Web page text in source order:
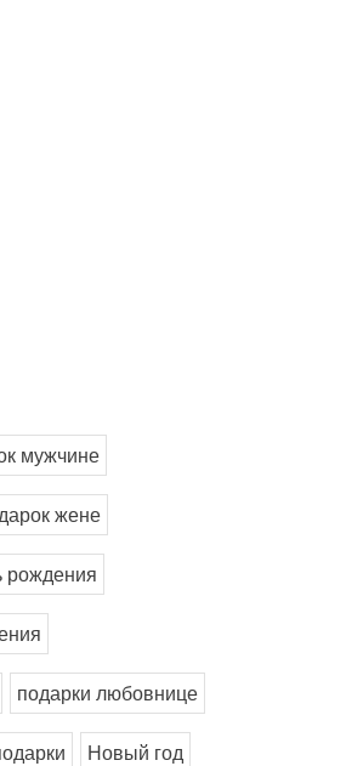
мужчине
жене
рождения
подарки любовнице
Новый год